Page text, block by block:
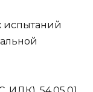
испытаний